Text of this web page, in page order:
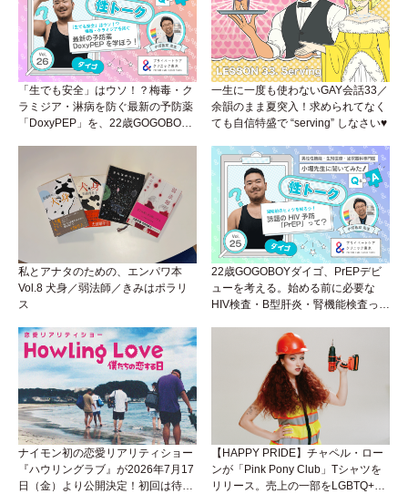
「生でも安全」はウソ！？梅毒・ク
ラミジア・淋病を防ぐ最新の予防薬
「DoxyPEP」を、22歳GOGOBOY
（Vol.26）
一生に一度も使わないGAY会話33／
余韻のまま夏突入！求められてなく
ても自信特盛で “serving” しなさい♥
私とアナタのための、エンパワ本
Vol.8 犬身／弱法師／きみはポラリ
ス
22歳GOGOBOYダイゴ、PrEPデビ
ューを考える。始める前に必要な
HIV検査・B型肝炎・腎機能検査っ
性トーク～聞きにくいことは小堀先
生に聞けばイイ！（Vol.25）
ナイモン初の恋愛リアリティショー
『ハウリングラブ』が2026年7月17
日（金）より公開決定！初回は待望
【HAPPY PRIDE】チャペル・ロー
ンが「Pink Pony Club」Tシャツを
リリース。売上の一部をLGBTQ+＆